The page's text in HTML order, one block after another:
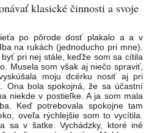
klasické činnosti a svoje
po pôrode dosť plakalo a a v
na rukách (jednoducho pri mne).
pri nej stále, keďže som sa cítila
Musela som však aj niečo spraviť,
moju dcérku nosiť aj pri
Ona bola spokojná, že sa účastní
niekde v postieľke. A ja som mala
Keď potrebovala spokojne tam
oveľa rýchlejšie som to vycítila.
sa v šatke. Vychádzky, ktoré iné